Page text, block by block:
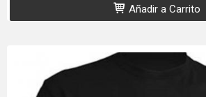
Añadir a Carrito